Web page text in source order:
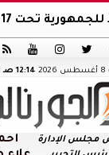
17 سنة




12:14 صـ 22 صفر 1448
مجلس الإدارة